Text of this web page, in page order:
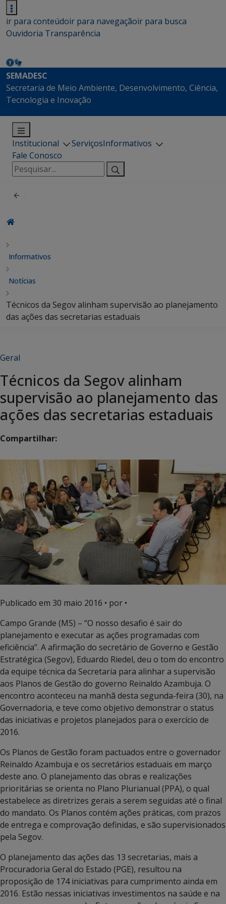
ir para conteúdoir para navegaçãoir para busca
Ouvidoria Transparência
SEMADESC
Secretaria de Meio Ambiente, Desenvolvimento, Ciência,
Tecnologia e Inovação
Institucional ServiçosInformativos
Fale Conosco
Pesquisar
por:
Informativos
Notícias
Técnicos da Segov alinham supervisão ao planejamento
das ações das secretarias estaduais
Geral
Técnicos da Segov alinham
supervisão ao planejamento das
ações das secretarias estaduais
Compartilhar:
Publicado em 30 maio 2016 • por •
Campo Grande (MS) – “O nosso desafio é sair do
planejamento e executar as ações programadas com
eficiência”. A afirmação do secretário de Governo e Gestão
Estratégica (Segov), Eduardo Riedel, deu o tom do encontro
da equipe técnica da Secretaria para alinhar a supervisão
aos Planos de Gestão do governo Reinaldo Azambuja. O
encontro aconteceu na manhã desta segunda-feira (30), na
Governadoria, e teve como objetivo demonstrar o status
das iniciativas e projetos planejados para o exercício de
2016.
Os Planos de Gestão foram pactuados entre o governador
Reinaldo Azambuja e os secretários estaduais em março
deste ano. O planejamento das obras e realizações
prioritárias se orienta no Plano Plurianual (PPA), o qual
estabelece as diretrizes gerais a serem seguidas até o final
do mandato. Os Planos contém ações práticas, com prazos
de entrega e comprovação definidas, e são supervisionados
pela Segov.
O planejamento das ações das 13 secretarias, mais a
Procuradoria Geral do Estado (PGE), resultou na
proposição de 174 iniciativas para cumprimento ainda em
2016. Estão nessas iniciativas investimentos na saúde e na